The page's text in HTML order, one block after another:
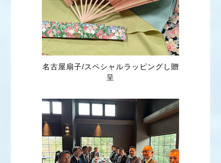
名古屋扇子/スペシャルラッピングし贈
呈